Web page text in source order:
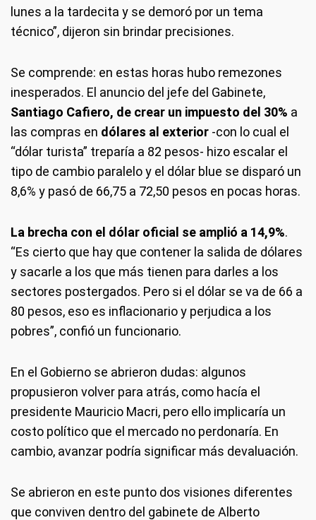
lunes a la tardecita y se demoró por un tema
técnico”, dijeron sin brindar precisiones.
Se comprende: en estas horas hubo remezones
inesperados. El anuncio del jefe del Gabinete,
Santiago Cafiero, de crear un impuesto del 30% a
las compras en dólares al exterior -con lo cual el
“dólar turista” treparía a 82 pesos- hizo escalar el
tipo de cambio paralelo y el dólar blue se disparó un
8,6% y pasó de 66,75 a 72,50 pesos en pocas horas.
La brecha con el dólar oficial se amplió a 14,9%.
“Es cierto que hay que contener la salida de dólares
y sacarle a los que más tienen para darles a los
sectores postergados. Pero si el dólar se va de 66 a
80 pesos, eso es inflacionario y perjudica a los
pobres”, confió un funcionario.
En el Gobierno se abrieron dudas: algunos
propusieron volver para atrás, como hacía el
presidente Mauricio Macri, pero ello implicaría un
costo político que el mercado no perdonaría. En
cambio, avanzar podría significar más devaluación.
Se abrieron en este punto dos visiones diferentes
que conviven dentro del gabinete de Alberto